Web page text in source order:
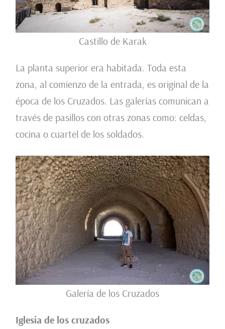
Castillo de Karak
La planta superior era habitada. Toda esta
zona, al comienzo de la entrada, es original de la
época de los Cruzados. Las galerías comunican a
través de pasillos con otras zonas como: celdas,
cocina o cuartel de los soldados.
Galería de los Cruzados
Iglesia de los cruzados